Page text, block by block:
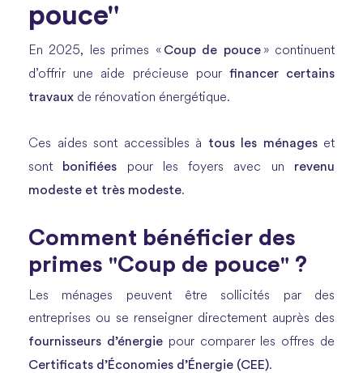
pouce"
En 2025, les primes « Coup de pouce» continuent
d’offrir une aide précieuse pourfinancer certains
travaux de rénovation énergétique.
Ces aides sont accessibles à tous les ménages et
sont bonifiées pour les foyers avec un revenu
modeste et très modeste.
Comment bénéficier des
primes "Coup de pouce" ?
Les ménages peuvent être sollicités par des
entreprises ou se renseigner directement auprès des
fournisseurs d’énergiepour comparer les offres de
Certificats d’Économies d’Énergie (CEE).